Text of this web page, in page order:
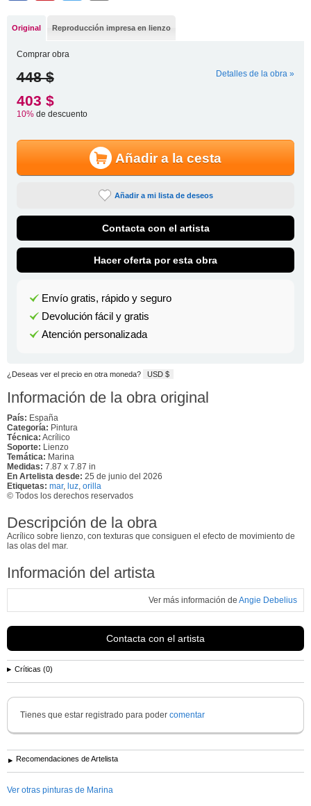
Original Reproducción impresa en lienzo
Comprar obra
448 $ Detalles de la obra »
403 $
10%de descuento
Añadir a la cesta
Añadir a mi lista de deseos
Contacta con el artista
Hacer oferta por esta obra
Envío gratis, rápido y seguro
Devolución fácil y gratis
Atención personalizada
¿Deseas ver el precio en otra moneda? USD $
Información de la obra original
País: España
Categoría: Pintura
Técnica: Acrílico
Soporte: Lienzo
Temática: Marina
Medidas: 7.87 x 7.87 in
En Artelista desde: 25 de junio del 2026
Etiquetas: mar, luz, orilla
© Todos los derechos reservados
Descripción de la obra
Acrílico sobre lienzo, con texturas que consiguen el efecto de movimiento de
las olas del mar.
Información del artista
Ver más información de Angie Debelius
Contacta con el artista
Críticas (0)
Tienes que estar registrado para poder comentar
Recomendaciones de Artelista
Ver otras pinturas de Marina